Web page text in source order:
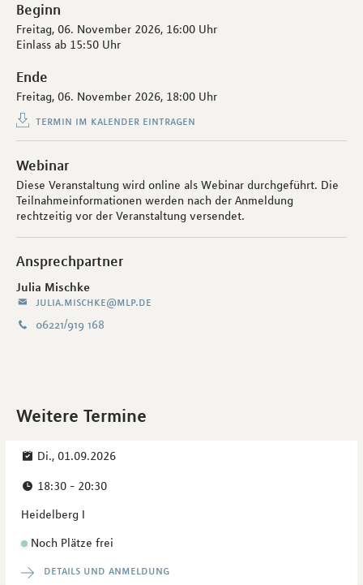
Beginn
Freitag, 06. November 2026, 16:00 Uhr
Einlass ab 15:50 Uhr
Ende
Freitag, 06. November 2026, 18:00 Uhr
termin im kalender eintragen
Webinar
Diese Veranstaltung wird online als Webinar durchgeführt. Die
Teilnahmeinformationen werden nach der Anmeldung
rechtzeitig vor der Veranstaltung versendet.
Ansprechpartner
Julia Mischke
julia.mischke@mlp.de
06221/919 168
Weitere Termine
Di., 01.09.2026
18:30 - 20:30
Heidelberg I
Noch Plätze frei
details und anmeldung